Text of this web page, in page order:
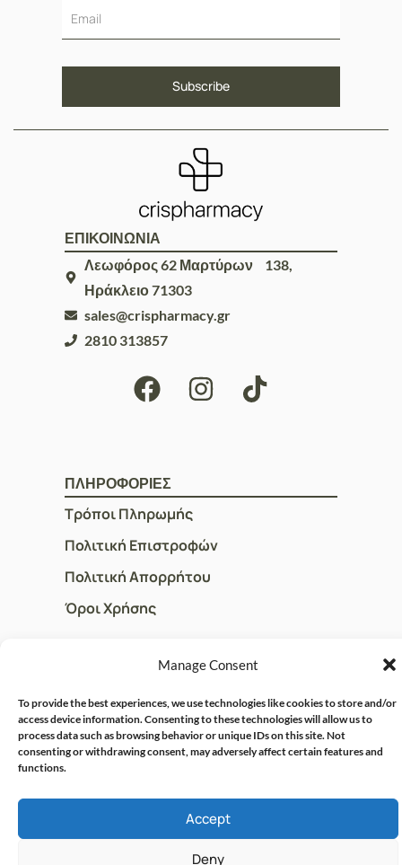
Manage Consent
To provide the best experiences, we use technologies like cookies to store and/or
access device information. Consenting to these technologies will allow us to
process data such as browsing behavior or unique IDs on this site. Not
consenting or withdrawing consent, may adversely affect certain features and
functions.
Accept
Deny
ΕΠΙΚΟΙΝΩΝΙΑ
Λεωφόρος 62 Μαρτύρων 138,
Ηράκλειο 71303
sales@crispharmacy.gr
2810 313857
ΠΛΗΡΟΦΟΡΙΕΣ
Τρόποι Πληρωμής
Πολιτική Επιστροφών
Πολιτική Απορρήτου
Όροι Χρήσης
ΓΡΗΓΟΡOI ΣΥΝΔΕΣΜΟΙ
Ο Λογαριασμός μου
Η Ομάδα μας
Επικοινωνία
SOLVIT I.T. SOLUTIONS &